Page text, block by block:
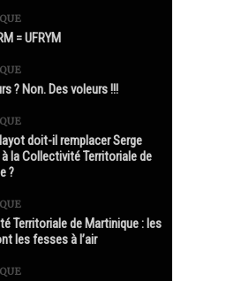
= UFRYM
? Non. Des voleurs !!!
doit-il remplacer Serge
la Collectivité Territoriale de
?
Territoriale de Martinique : les
les fesses à l’air